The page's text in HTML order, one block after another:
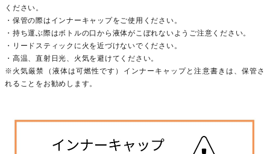
ください。
・保管の際はインナーキャップをご使用ください。
・持ち運ぶ際はボトルの口から液体がこぼれないようご注意ください。
・リードスティックに火を近づけないでください。
・高温、直射日光、火気を避けてください。
※火気厳禁（液体は可燃性です）インナーキャップと注意書きは、保管さ
れることをお勧めします。